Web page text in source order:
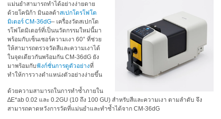
การ
ถ่าย
ภาพ
ไฮ
เปอร์
สเปกตรัม
การ
วัด
ค่า
แสง
แม่นยำสามารถทำได้อย่างง่ายดาย
ด้วยโคนิก้า มินอลต้าสเปกโตรโฟโต
มิเตอร์ CM-36dG– เครื่องวัดสเปกโต
รโฟโตมิเตอร์ที่เป็นนวัตกรรมใหม่นี้มา
พร้อมกับเซ็นเซอร์ความเงา 60° ที่ช่วย
ให้สามารถตรวจวัดสีและความเงาได้
ในจุดเดียวกันพร้อมกัน CM-36dG ยัง
มาพร้อมกับฟังก์ชั่นการดูตัวอย่างที่
ทำให้การวางตำแหน่งตัวอย่างง่ายขึ้น
ด้วยความสามารถในการทำซ้ำภายใน
∆E*ab 0.02 และ 0.2GU (10 ถึง 100 GU) สำหรับสีและความเงา ตามลำดับ จึง
สามารถคาดหวังการวัดที่แม่นยำและทำซ้ำได้จาก CM-36dG